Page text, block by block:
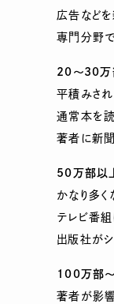
広告など
専門分野
20～30万
平積みされ
通常本を
著者に新
50万部以
かなり多く
テレビ番組
出版社が
100万部～
著者が影